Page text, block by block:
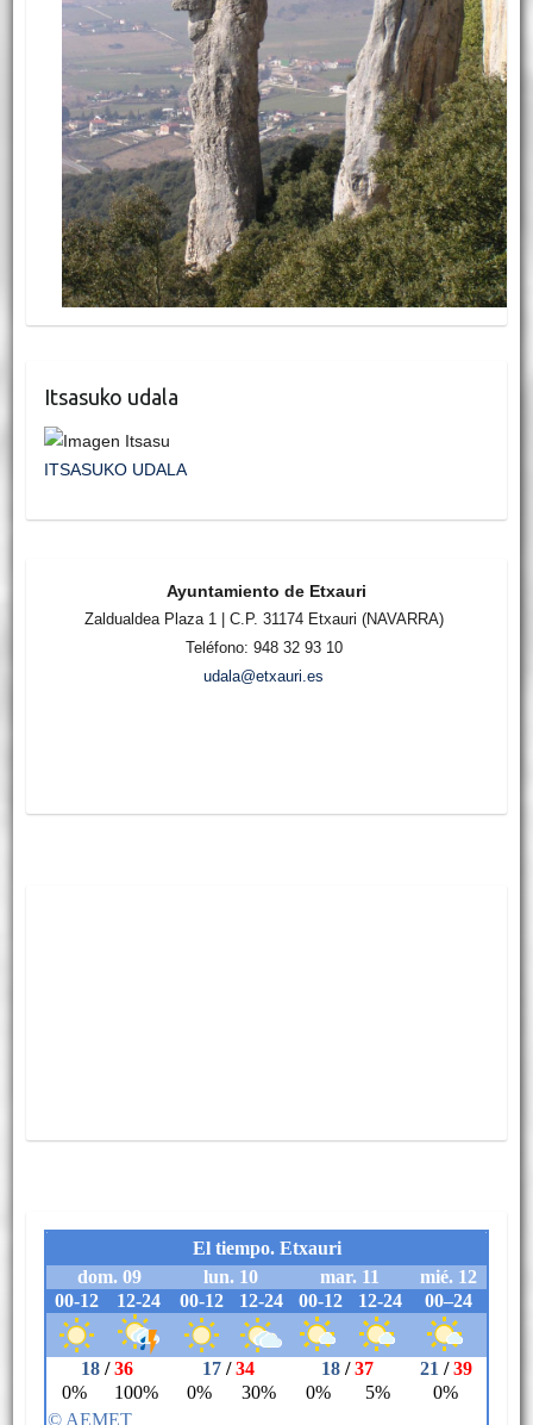
Itsasuko udala
ITSASUKO UDALA
Ayuntamiento de Etxauri
Zaldualdea Plaza 1 | C.P. 31174 Etxauri (NAVARRA)
Teléfono: 948 32 93 10
udala@etxauri.es